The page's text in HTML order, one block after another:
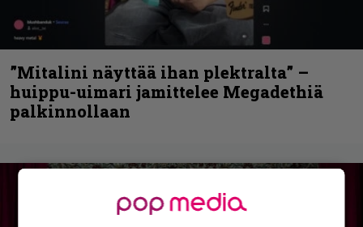
”Mitalini näyttää ihan plektralta” –
huippu-uimari jamittelee Megadethiä
palkinnollaan